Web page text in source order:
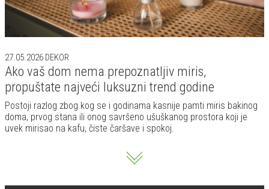
27.05.2026 DEKOR
Ako vaš dom nema prepoznatljiv miris,
propuštate najveći luksuzni trend godine
Postoji razlog zbog kog se i godinama kasnije pamti miris bakinog
doma, prvog stana ili onog savršeno ušuškanog prostora koji je
uvek mirisao na kafu, čiste čaršave i spokoj.